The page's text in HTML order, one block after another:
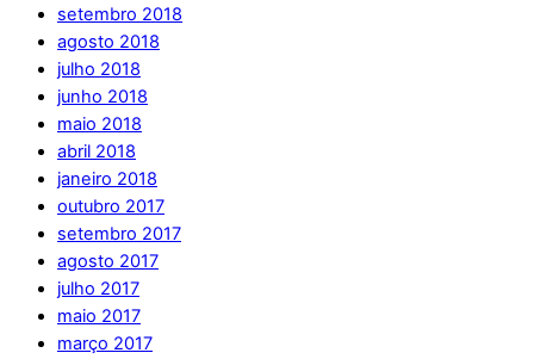
setembro 2018
agosto 2018
julho 2018
junho 2018
maio 2018
abril 2018
janeiro 2018
outubro 2017
setembro 2017
agosto 2017
julho 2017
maio 2017
março 2017